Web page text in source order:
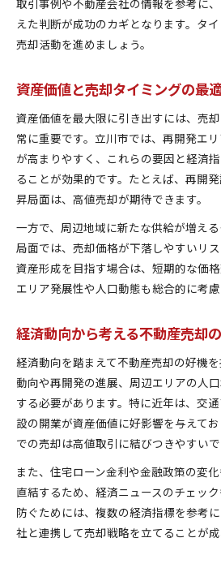
えた判断が成功のカギとなります。タ
売却活動を進めましょう。
資産価値と売却タイミングの最
資産価値を最大限に引き出すには、売
常に重要です。立川市では、再開発エ
が高まりやすく、これらの要因と経済
ることが効果的です。たとえば、再開
昇局面は、高値売却が期待できます。
一方で、周辺地域に新たな供給が増え
局面では、売却価格が下落しやすいリ
資産形成を目指す場合は、短期的な価
エリア発展性や人口動態も総合的に考慮
経済動向から考える不動産売却
経済動向を踏まえて不動産売却の好機
動向や再開発の進展、周辺エリアの人
する必要があります。特に近年は、交
設の開業が資産価値に好影響を与えて
での売却は高値取引に結びつきやすいで
また、住宅ローン金利や金融政策の変
直結するため、経済ニュースのチェッ
防ぐためには、複数の経済指標を参考
社と連携して売却戦略を立てることが成